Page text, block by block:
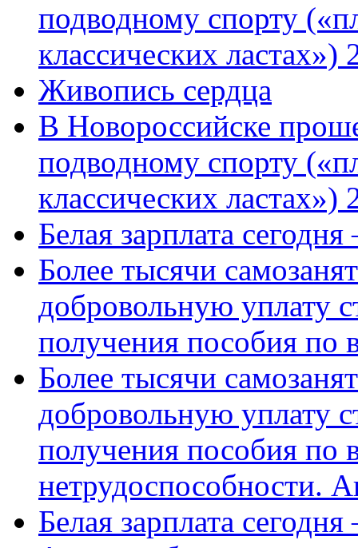
подводному спорту
классических
Живопись сердца
В Новороссийске
подводному спорту
классических ластах»)
Белая зарплата
Более тысячи
добровольную уплату
получения пособия по
Более тысячи
добровольную уплату
получения пособия по
нетрудоспособности.
Белая зарплата